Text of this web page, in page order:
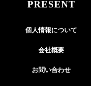
PRESENT
個人情報について
会社概要
お問い合わせ